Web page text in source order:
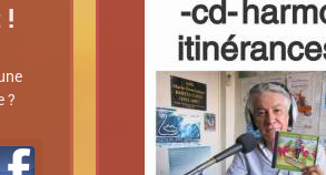
!
?